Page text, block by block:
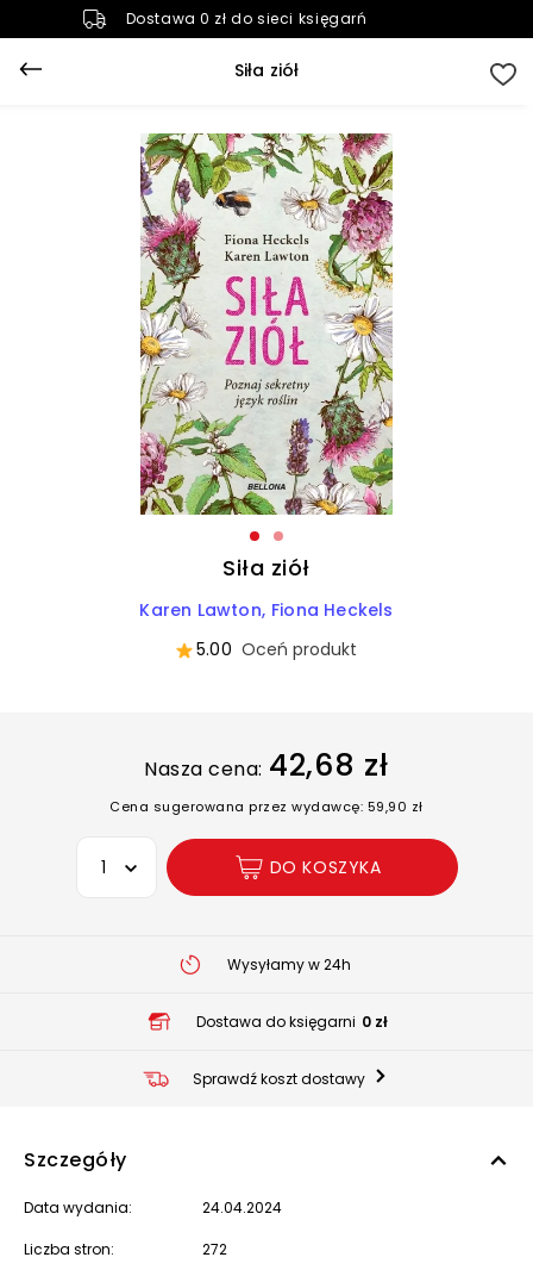
Dostawa 0 zł do sieci księgarń
Siła ziół
Siła ziół
Karen Lawton Fiona Heckels
5.00 Oceń produkt
Nasza cena: 42,68 zł
Cena sugerowana przez wydawcę: 59,90 zł
Wybierz opcję
DO KOSZYKA
Wysyłamy w 24h
Dostawa do księgarni 0 zł
Sprawdź koszt dostawy
Szczegóły
Data wydania: 24.04.2024
Liczba stron: 272